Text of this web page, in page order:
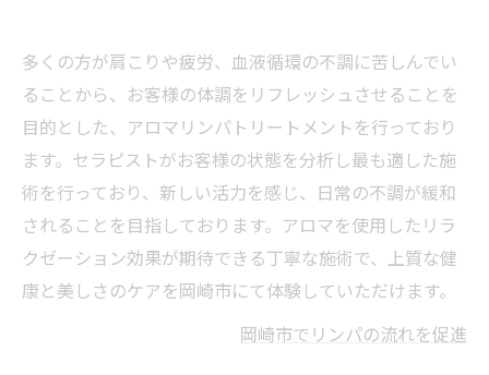
多くの方が肩こりや疲労、血液循環の不調に苦しんでい
ることから、お客様の体調をリフレッシュさせることを
目的とした、アロマリンパトリートメントを行っており
ます。セラピストがお客様の状態を分析し最も適した施
術を行っており、新しい活力を感じ、日常の不調が緩和
されることを目指しております。アロマを使用したリラ
クゼーション効果が期待できる丁寧な施術で、上質な健
康と美しさのケアを岡崎市にて体験していただけます。
岡崎市でリンパの流れを促進